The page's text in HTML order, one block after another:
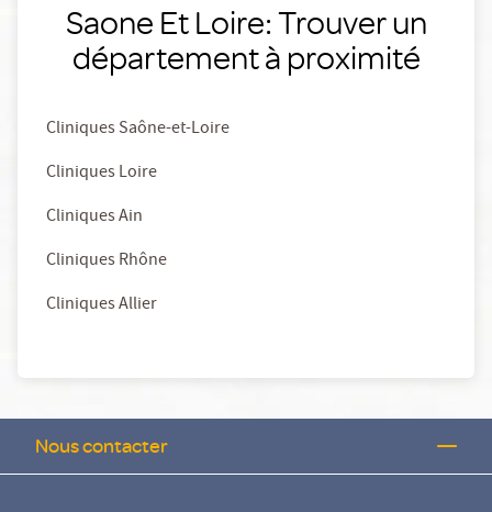
Saone Et Loire: Trouver un
département à proximité
Cliniques Saône-et-Loire
Cliniques Loire
Cliniques Ain
Cliniques Rhône
Cliniques Allier
Nous contacter